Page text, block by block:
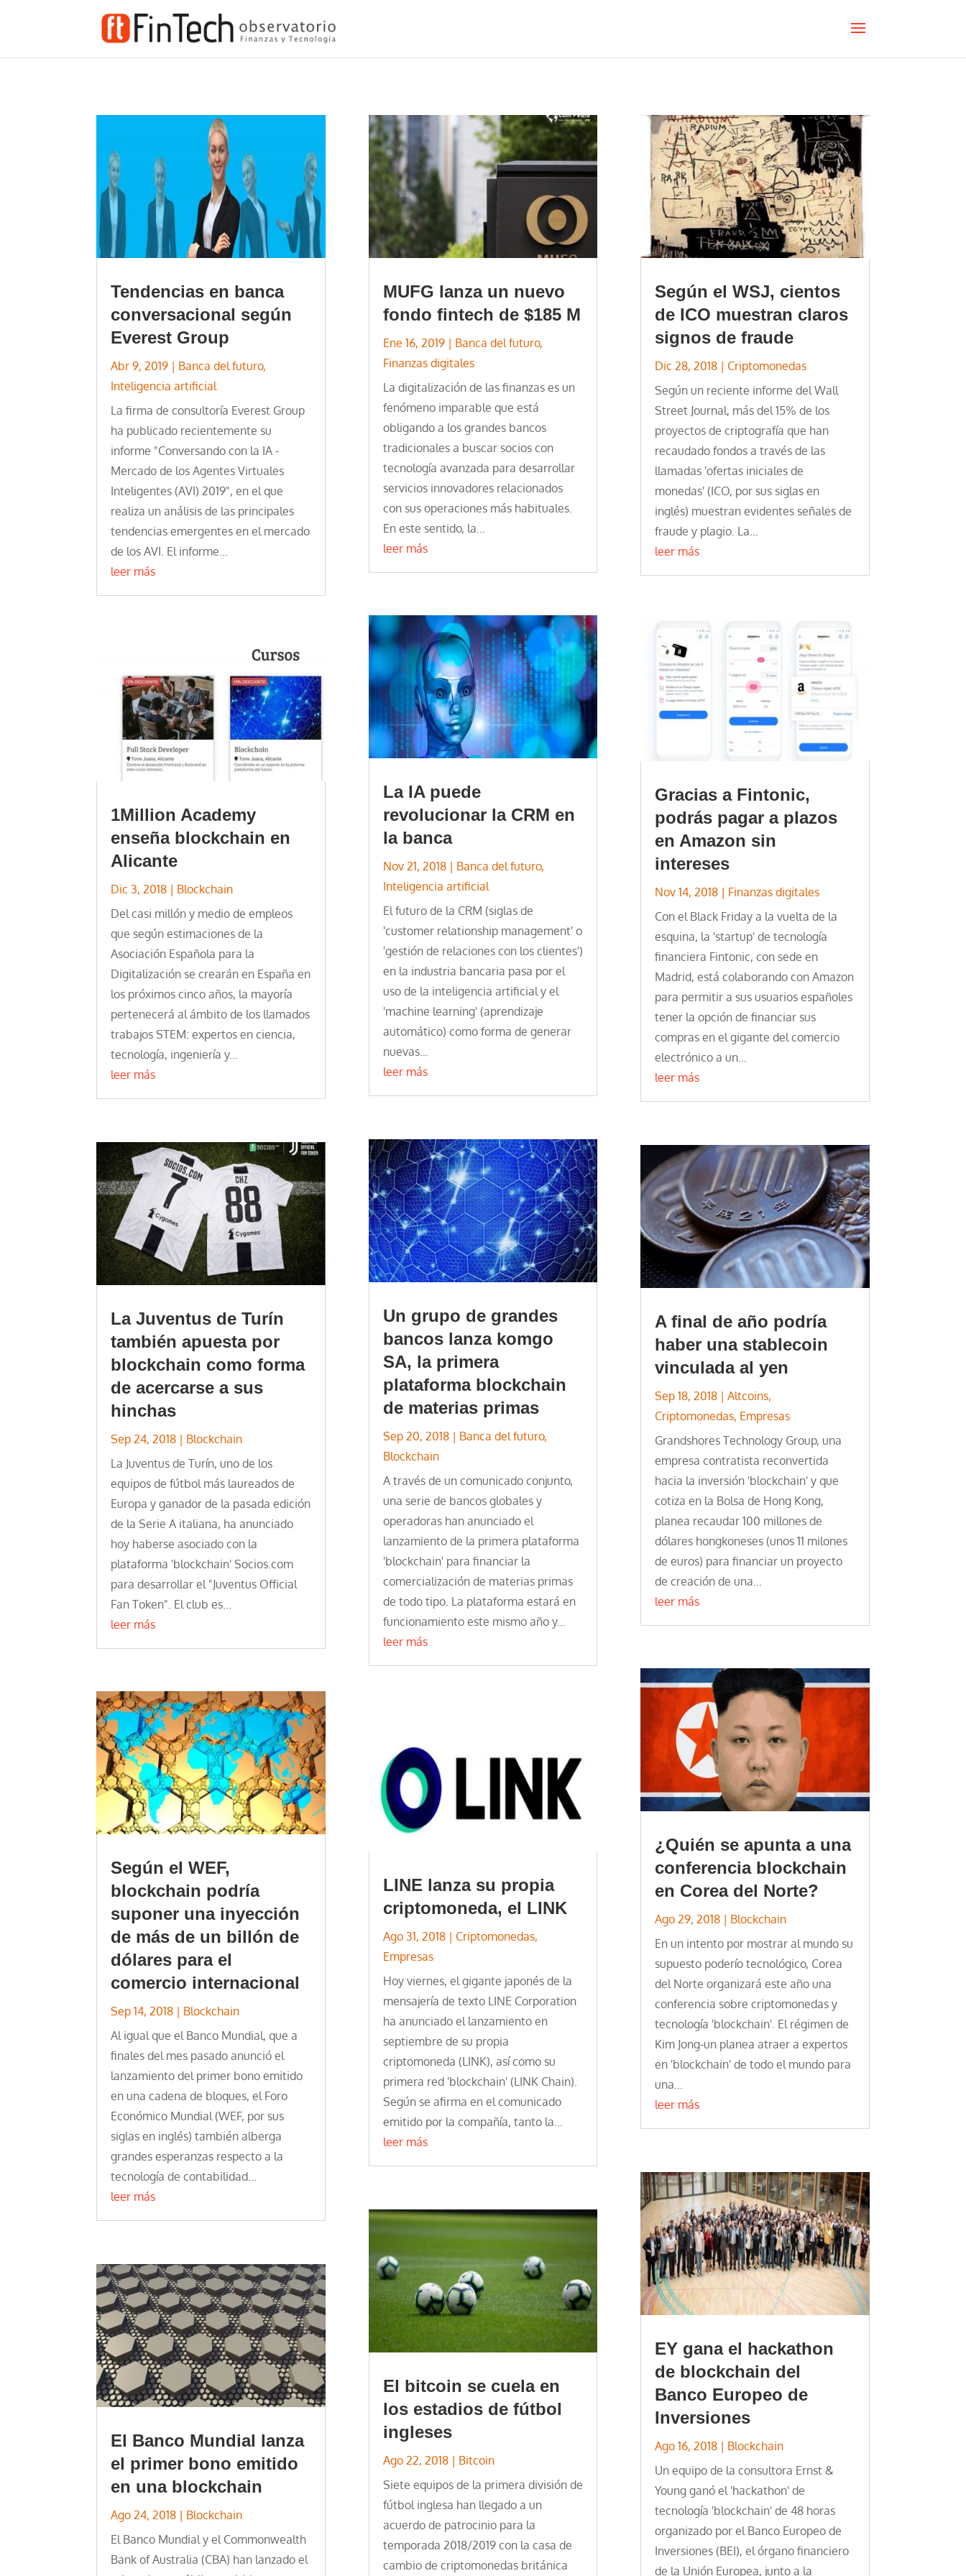
Tendencias en banca
conversacional según
Everest Group
Abr 9, 2019 | Banca del futuro,
Inteligencia artificial
La firma de consultoría Everest Group
ha publicado recientemente su
informe "Conversando con la IA -
Mercado de los Agentes Virtuales
Inteligentes (AVI) 2019", en el que
realiza un análisis de las principales
tendencias emergentes en el mercado
de los AVI. El informe...
leer más
1Million Academy
enseña blockchain en
Alicante
Dic 3, 2018 | Blockchain
Del casi millón y medio de empleos
que según estimaciones de la
Asociación Española para la
Digitalización se crearán en España en
los próximos cinco años, la mayoría
pertenecerá al ámbito de los llamados
trabajos STEM: expertos en ciencia,
tecnología, ingeniería y...
leer más
La Juventus de Turín
también apuesta por
blockchain como forma
de acercarse a sus
hinchas
Sep 24, 2018 | Blockchain
La Juventus de Turín, uno de los
equipos de fútbol más laureados de
Europa y ganador de la pasada edición
de la Serie A italiana, ha anunciado
hoy haberse asociado con la
plataforma 'blockchain' Socios.com
para desarrollar el "Juventus Official
Fan Token". El club es...
leer más
Según el WEF,
blockchain podría
suponer una inyección
de más de un billón de
dólares para el
comercio internacional
Sep 14, 2018 | Blockchain
Al igual que el Banco Mundial, que a
finales del mes pasado anunció el
lanzamiento del primer bono emitido
en una cadena de bloques, el Foro
Económico Mundial (WEF, por sus
siglas en inglés) también alberga
grandes esperanzas respecto a la
tecnología de contabilidad...
leer más
El Banco Mundial lanza
el primer bono emitido
en una blockchain
Ago 24, 2018 | Blockchain
El Banco Mundial y el Commonwealth
Bank of Australia (CBA) han lanzado el
MUFG lanza un nuevo
fondo fintech de $185 M
Ene 16, 2019| Banca del futuro,
Finanzas digitales
La digitalización de las finanzas es un
fenómeno imparable que está
obligando a los grandes bancos
tradicionales a buscar socios con
tecnología avanzada para desarrollar
servicios innovadores relacionados
con sus operaciones más habituales.
En este sentido, la...
leer más
La IA puede
revolucionar la CRM en
la banca
Nov 21, 2018| Banca del futuro,
Inteligencia artificial
El futuro de la CRM (siglas de
'customer relationship management' o
'gestión de relaciones con los clientes')
en la industria bancaria pasa por el
uso de la inteligencia artificial y el
'machine learning' (aprendizaje
automático) como forma de generar
nuevas...
leer más
Un grupo de grandes
bancos lanza komgo
SA, la primera
plataforma blockchain
de materias primas
Sep 20, 2018| Banca del futuro,
Blockchain
A través de un comunicado conjunto,
una serie de bancos globales y
operadoras han anunciado el
lanzamiento de la primera plataforma
'blockchain' para financiar la
comercialización de materias primas
de todo tipo. La plataforma estará en
funcionamiento este mismo año y...
leer más
LINE lanza su propia
criptomoneda, el LINK
Ago 31, 2018| Criptomonedas,
Empresas
Hoy viernes, el gigante japonés de la
mensajería de texto LINE Corporation
ha anunciado el lanzamiento en
septiembre de su propia
criptomoneda (LINK), así como su
primera red 'blockchain' (LINK Chain).
Según se afirma en el comunicado
emitido por la compañía, tanto la...
leer más
El bitcoin se cuela en
los estadios de fútbol
ingleses
Ago 22, 2018| Bitcoin
Siete equipos de la primera división de
fútbol inglesa han llegado a un
acuerdo de patrocinio para la
temporada 2018/2019 con la casa de
cambio de criptomonedas británica
Según el WSJ, cientos
de ICO muestran claros
signos de fraude
Dic 28, 2018| Criptomonedas
Según un reciente informe del Wall
Street Journal, más del 15% de los
proyectos de criptografía que han
recaudado fondos a través de las
llamadas 'ofertas iniciales de
monedas' (ICO, por sus siglas en
inglés) muestran evidentes señales de
fraude y plagio. La...
leer más
Gracias a Fintonic,
podrás pagar a plazos
en Amazon sin
intereses
Nov 14, 2018| Finanzas digitales
Con el Black Friday a la vuelta de la
esquina, la 'startup' de tecnología
financiera Fintonic, con sede en
Madrid, está colaborando con Amazon
para permitir a sus usuarios españoles
tener la opción de financiar sus
compras en el gigante del comercio
electrónico a un...
leer más
A final de año podría
haber una stablecoin
vinculada al yen
Sep 18, 2018| Altcoins,
Criptomonedas, Empresas
Grandshores Technology Group, una
empresa contratista reconvertida
hacia la inversión 'blockchain' y que
cotiza en la Bolsa de Hong Kong,
planea recaudar 100 millones de
dólares hongkoneses (unos 11 milones
de euros) para financiar un proyecto
de creación de una...
leer más
¿Quién se apunta a una
conferencia blockchain
en Corea del Norte?
Ago 29, 2018| Blockchain
En un intento por mostrar al mundo su
supuesto poderío tecnológico, Corea
del Norte organizará este año una
conferencia sobre criptomonedas y
tecnología 'blockchain'. El régimen de
Kim Jong-un planea atraer a expertos
en 'blockchain' de todo el mundo para
una...
leer más
EY gana el hackathon
de blockchain del
Banco Europeo de
Inversiones
Ago 16, 2018| Blockchain
Un equipo de la consultora Ernst &
Young ganó el 'hackathon' de
tecnología 'blockchain' de 48 horas
organizado por el Banco Europeo de
Inversiones (BEI), el órgano financiero
de la Unión Europea, junto a la